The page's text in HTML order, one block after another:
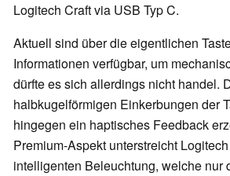
Logitech Craft via USB Typ C.
Aktuell sind über die eigentlichen
Informationen verfügbar, um
dürfte es sich allerdings nicht handel.
halbkugelförmigen Einkerbungen der
hingegen ein haptisches Feedback
Premium-Aspekt unterstreicht
intelligenten Beleuchtung, welche nur